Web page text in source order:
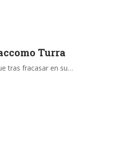
Turra
tras fracasar en su…